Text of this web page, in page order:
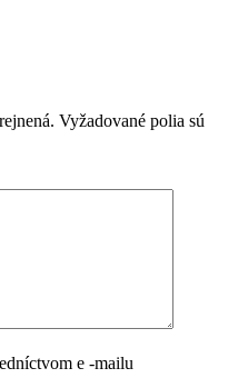
Vyžadované polia sú
e -mailu